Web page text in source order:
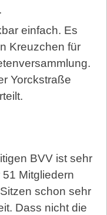
einfach. Es
Kreuzchen für
Yorckstraße
BVV ist sehr
Mitgliedern
schon sehr
Dass nicht die